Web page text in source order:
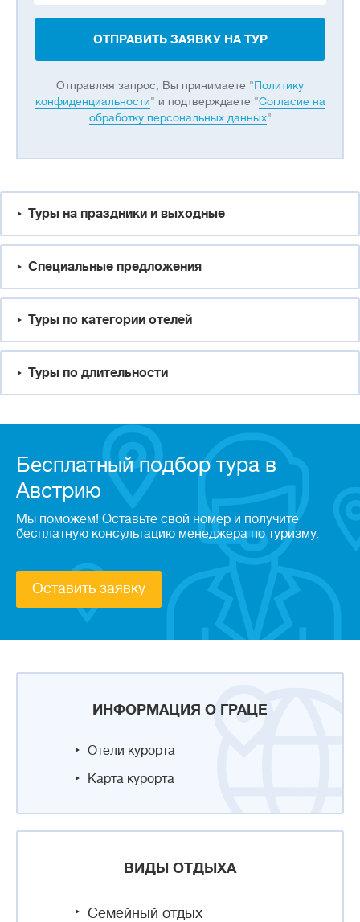
ИНФОРМАЦИЯ О ГРАЦЕ
Отели курорта
Карта курорта
ВИДЫ ОТДЫХА
Семейный отдых
ОТПРАВИТЬ ЗАЯВКУ НА ТУР
Отправляя запрос, Вы принимаете "Политику
конфиденциальности" и подтверждаете "Согласие на
обработку персональных данных"
Туры на праздники и выходные
Специальные предложения
Туры по категории отелей
Туры по длительности
Бесплатный подбор тура в
Австрию
Мы поможем! Оставьте свой номер и получите
бесплатную консультацию менеджера по туризму.
Оставить заявку